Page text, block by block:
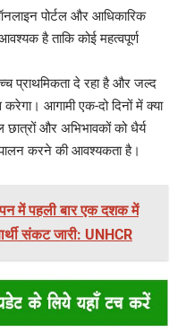
पोर्टल और आधिकारिक
है ताकि कोई महत्वपूर्ण
प्राथमिकता दे रहा है और जल्द
आगामी एक-दो दिनों में क्या
छात्रों और अभिभावकों को धैर्य
करने की आवश्यकता है।
में पहली बार एक दशक में
संकट जारी: UNHCR